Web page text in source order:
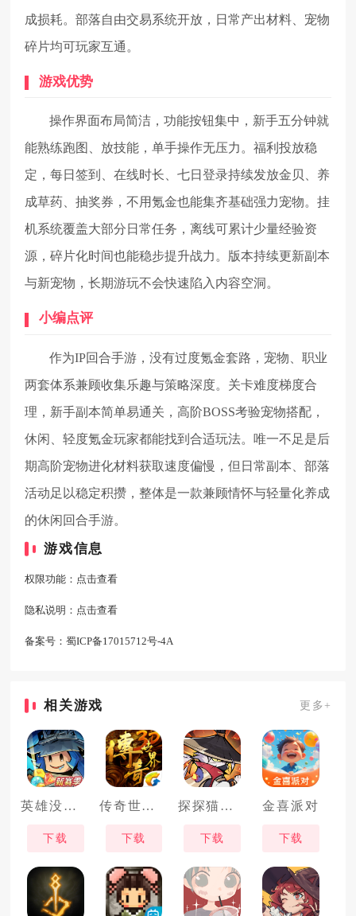
成损耗。部落自由交易系统开放，日常产出材料、宠物
碎片均可玩家互通。
游戏优势
操作界面布局简洁，功能按钮集中，新手五分钟就
能熟练跑图、放技能，单手操作无压力。福利投放稳
定，每日签到、在线时长、七日登录持续发放金贝、养
成草药、抽奖券，不用氪金也能集齐基础强力宠物。挂
机系统覆盖大部分日常任务，离线可累计少量经验资
源，碎片化时间也能稳步提升战力。版本持续更新副本
与新宠物，长期游玩不会快速陷入内容空洞。
小编点评
作为IP回合手游，没有过度氪金套路，宠物、职业
两套体系兼顾收集乐趣与策略深度。关卡难度梯度合
理，新手副本简单易通关，高阶BOSS考验宠物搭配，
休闲、轻度氪金玩家都能找到合适玩法。唯一不足是后
期高阶宠物进化材料获取速度偏慢，但日常副本、部落
活动足以稳定积攒，整体是一款兼顾情怀与轻量化养成
的休闲回合手游。
游戏信息
权限功能： 点击查看
隐私说明： 点击查看
备案号：蜀ICP备17015712号-4A
相关游戏 更多+
英雄没有闪
下载
传奇世界3d
下载
探探猫大作战
下载
金喜派对
下载